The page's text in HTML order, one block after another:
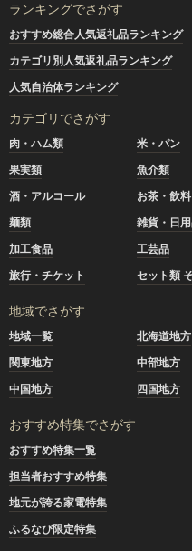
ランキングでさがす
おすすめ総合人気返礼品ランキング
カテゴリ別人気返礼品ランキング
人気自治体ランキング
カテゴリでさがす
肉・ハム類 米・パン
果実類
魚介類
酒・アルコール
お茶・飲料
麺類
雑貨・日
加工食品
工芸品
旅行・チケット
セット類
地域でさがす
地域一覧 北海道地方
関東地方
中部地方
中国地方
四国地方
おすすめ特集でさがす
おすすめ特集一覧
担当者おすすめ特集
地元が誇る家電特集
ふるなび限定特集